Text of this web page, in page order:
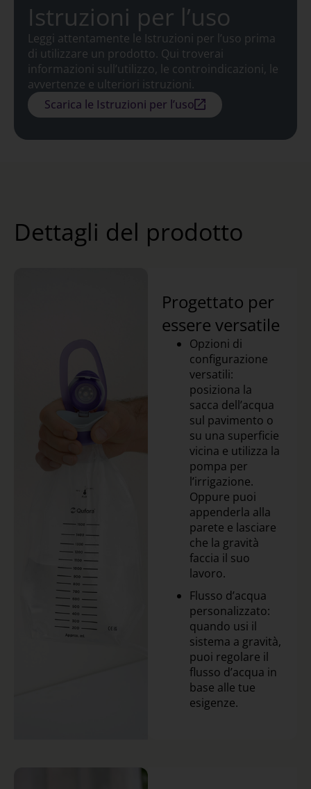
Istruzioni per l’uso
Leggi attentamente le Istruzioni per l’uso prima
di utilizzare un prodotto. Qui troverai
informazioni sull’utilizzo, le controindicazioni, le
avvertenze e ulteriori istruzioni.
Scarica le Istruzioni per l’uso
Dettagli del prodotto
Progettato per
essere versatile
Opzioni di
configurazione
versatili:
posiziona la
sacca dell’acqua
sul pavimento o
su una superficie
vicina e utilizza la
pompa per
l’irrigazione.
Oppure puoi
appenderla alla
parete e lasciare
che la gravità
faccia il suo
lavoro.
Flusso d’acqua
personalizzato:
quando usi il
sistema a gravità,
puoi regolare il
flusso d’acqua in
base alle tue
esigenze.